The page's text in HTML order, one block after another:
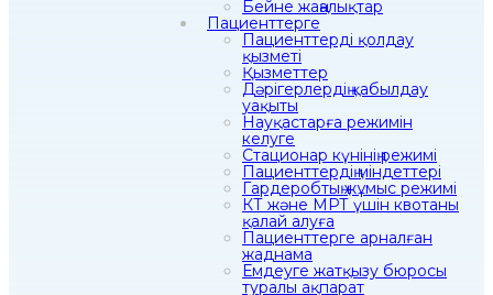
Бейне жаңалықтар
Пациенттерге
Пациенттерді қолдау
қызметі
Қызметтер
Дәрігерлердің қабылдау
уақыты
Науқастарға режимін
келуге
Стационар күнінің режимі
Пациенттердің міндеттері
Гардеробтың жұмыс режимі
КТ және МРТ үшін квотаны
қалай алуға
Пациенттерге арналған
жаднама
Емдеуге жатқызу бюросы
туралы ақпарат